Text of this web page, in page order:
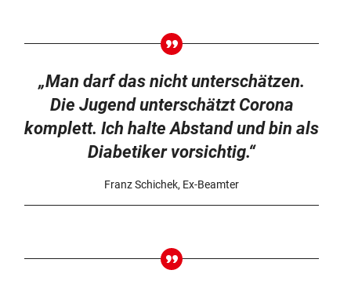
„Man darf das nicht unterschätzen.
Die Jugend unterschätzt Corona
komplett. Ich halte Abstand und bin als
Diabetiker vorsichtig.“
Franz Schichek, Ex-Beamter